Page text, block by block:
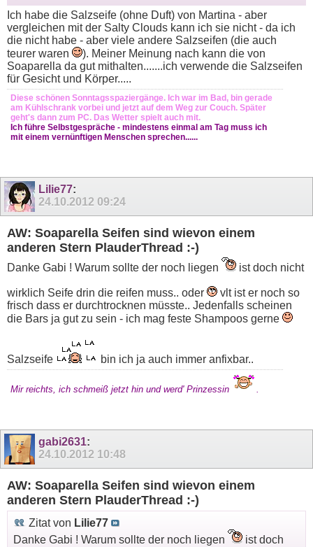
Ich habe die Salzseife (ohne Duft) von Martina - aber
vergleichen mit der Salty Clouds kann ich sie nicht - da ich
die nicht habe - aber viele andere Salzseifen (die auch
teurer waren
). Meiner Meinung nach kann die von
Soaparella da gut mithalten.......ich verwende die Salzseifen
für Gesicht und Körper.....
Diese schönen Sonntagsspaziergänge. Ich war im Bad, bin gerade
am Kühlschrank vorbei und jetzt auf dem Weg zur Couch. Später
geht's dann zum PC. Das Wetter spielt auch mit.
Ich führe Selbstgespräche - mindestens einmal am Tag muss ich
mit einem vernünftigen Menschen sprechen......
Lilie77:
24.10.2012 09:24
AW: Soaparella Seifen sind wievon einem
anderen Stern PlauderThread :-)
Danke Gabi ! Warum sollte der noch liegen ist doch nicht
wirklich Seife drin die reifen muss.. oder
vlt ist er noch so
frisch dass er durchtrocknen müsste.. Jedenfalls scheinen
die Bars ja gut zu sein - ich mag feste Shampoos gerne
Salzseife bin ich ja auch immer anfixbar..
Mir reichts, ich schmeiß jetzt hin und werd' Prinzessin .
gabi2631:
24.10.2012 10:48
AW: Soaparella Seifen sind wievon einem
anderen Stern PlauderThread :-)
Zitat von Lilie77
Danke Gabi ! Warum sollte der noch liegen
ist doch